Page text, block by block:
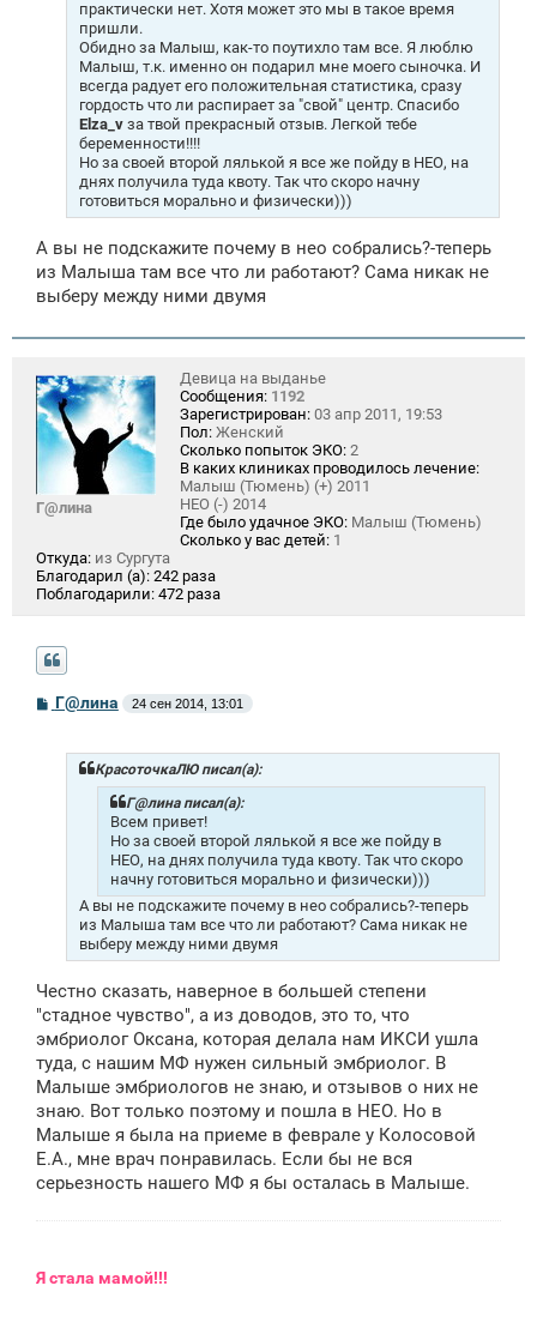
практически нет. Хотя может это мы в такое время
пришли.
Обидно за Малыш, как-то поутихло там все. Я люблю
Малыш, т.к. именно он подарил мне моего сыночка. И
всегда радует его положительная статистика, сразу
гордость что ли распирает за "свой" центр. Спасибо
Elza_v за твой прекрасный отзыв. Легкой тебе
беременности!!!!
Но за своей второй лялькой я все же пойду в НЕО, на
днях получила туда квоту. Так что скоро начну
готовиться морально и физически)))
А вы не подскажите почему в нео собрались?-теперь
из Малыша там все что ли работают? Сама никак не
выберу между ними двумя
Г@лина
Девица на выданье
Сообщения: 1192
Зарегистрирован: 03 апр 2011, 19:53
Пол: Женский
Сколько попыток ЭКО: 2
В каких клиниках проводилось лечение:
Малыш (Тюмень) (+) 2011
НЕО (-) 2014
Где было удачное ЭКО: Малыш (Тюмень)
Сколько у вас детей: 1
Откуда: из Сургута
Благодарил (а): 242 раза
Поблагодарили: 472 раза
СГ@лина 24 сен 2014, 13:01
КрасоточкаЛЮ писал(а):
Г@лина писал(а):
Всем привет!
Но за своей второй лялькой я все же пойду в
НЕО, на днях получила туда квоту. Так что скоро
начну готовиться морально и физически)))
А вы не подскажите почему в нео собрались?-теперь
из Малыша там все что ли работают? Сама никак не
выберу между ними двумя
Честно сказать, наверное в большей степени
"стадное чувство", а из доводов, это то, что
эмбриолог Оксана, которая делала нам ИКСИ ушла
туда, с нашим МФ нужен сильный эмбриолог. В
Малыше эмбриологов не знаю, и отзывов о них не
знаю. Вот только поэтому и пошла в НЕО. Но в
Малыше я была на приеме в феврале у Колосовой
Е.А., мне врач понравилась. Если бы не вся
серьезность нашего МФ я бы осталась в Малыше.
Ястала мамой!!!